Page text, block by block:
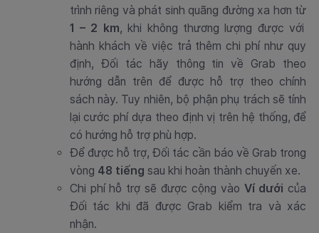
trình riêng và phát sinh quãng đường xa hơn từ
1 – 2 km, khi không thương lượng được với
hành khách về việc trả thêm chi phí như quy
định, Đối tác hãy thông tin về Grab theo
hướng dẫn trên để được hỗ trợ theo chính
sách này. Tuy nhiên, bộ phận phụ trách sẽ tính
lại cước phí dựa theo định vị trên hệ thống, để
có hướng hỗ trợ phù hợp.
Để được hỗ trợ, Đối tác cần báo về Grab trong
vòng 48 tiếng sau khi hoàn thành chuyến xe.
Chi phí hỗ trợ sẽ được cộng vào Ví dưới của
Đối tác khi đã được Grab kiểm tra và xác
nhận.